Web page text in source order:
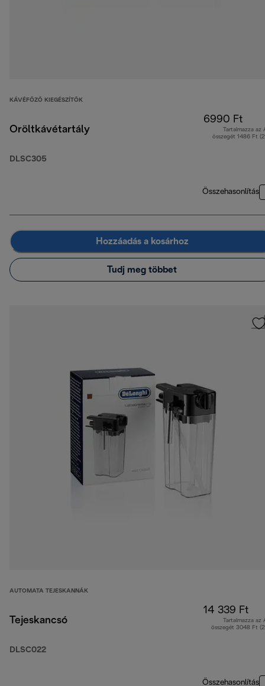
KÁVÉFŐZŐ KIEGÉSZÍTŐK
Őröltkávétartály
DLSC305
6990 Ft
Tartalmazza az
összegét 1486 Ft
Összehasonlítás
Hozzáadás a kosárhoz
Tudj meg többet
AUTOMATA TEJESKANNÁK
Tejeskancsó
DLSC022
14 339 Ft
Tartalmazza az
összegét 3048 Ft
Összehasonlítás